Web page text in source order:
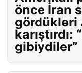
önce İran
gördükleri
karıştırdı:
gibiydiler”